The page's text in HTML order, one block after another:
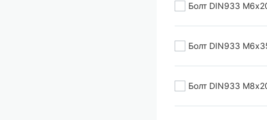
Болт DIN933
Болт DIN933
Болт DIN933